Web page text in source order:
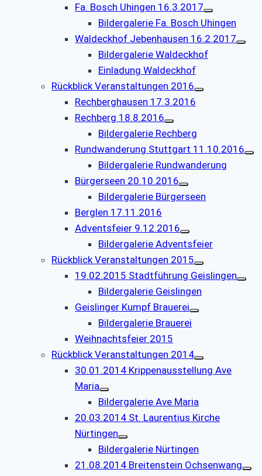
Fa. Bosch Uhingen 16.3.2017
Bildergalerie Fa. Bosch Uhingen
Waldeckhof Jebenhausen 16.2.2017
Bildergalerie Waldeckhof
Einladung Waldeckhof
Rückblick Veranstaltungen 2016
Rechberghausen 17.3.2016
Rechberg 18.8.2016
Bildergalerie Rechberg
Rundwanderung Stuttgart 11.10.2016
Bildergalerie Rundwanderung
Bürgerseen 20.10.2016
Bildergalerie Bürgerseen
Berglen 17.11.2016
Adventsfeier 9.12.2016
Bildergalerie Adventsfeier
Rückblick Veranstaltungen 2015
19.02.2015 Stadtführung Geislingen
Bildergalerie Geislingen
Geislinger Kumpf Brauerei
Bildergalerie Brauerei
Weihnachtsfeier 2015
Rückblick Veranstaltungen 2014
30.01.2014 Krippenausstellung Ave
Maria
Bildergalerie Ave Maria
20.03.2014 St. Laurentius Kirche
Nürtingen
Bildergalerie Nürtingen
21.08.2014 Breitenstein Ochsenwang